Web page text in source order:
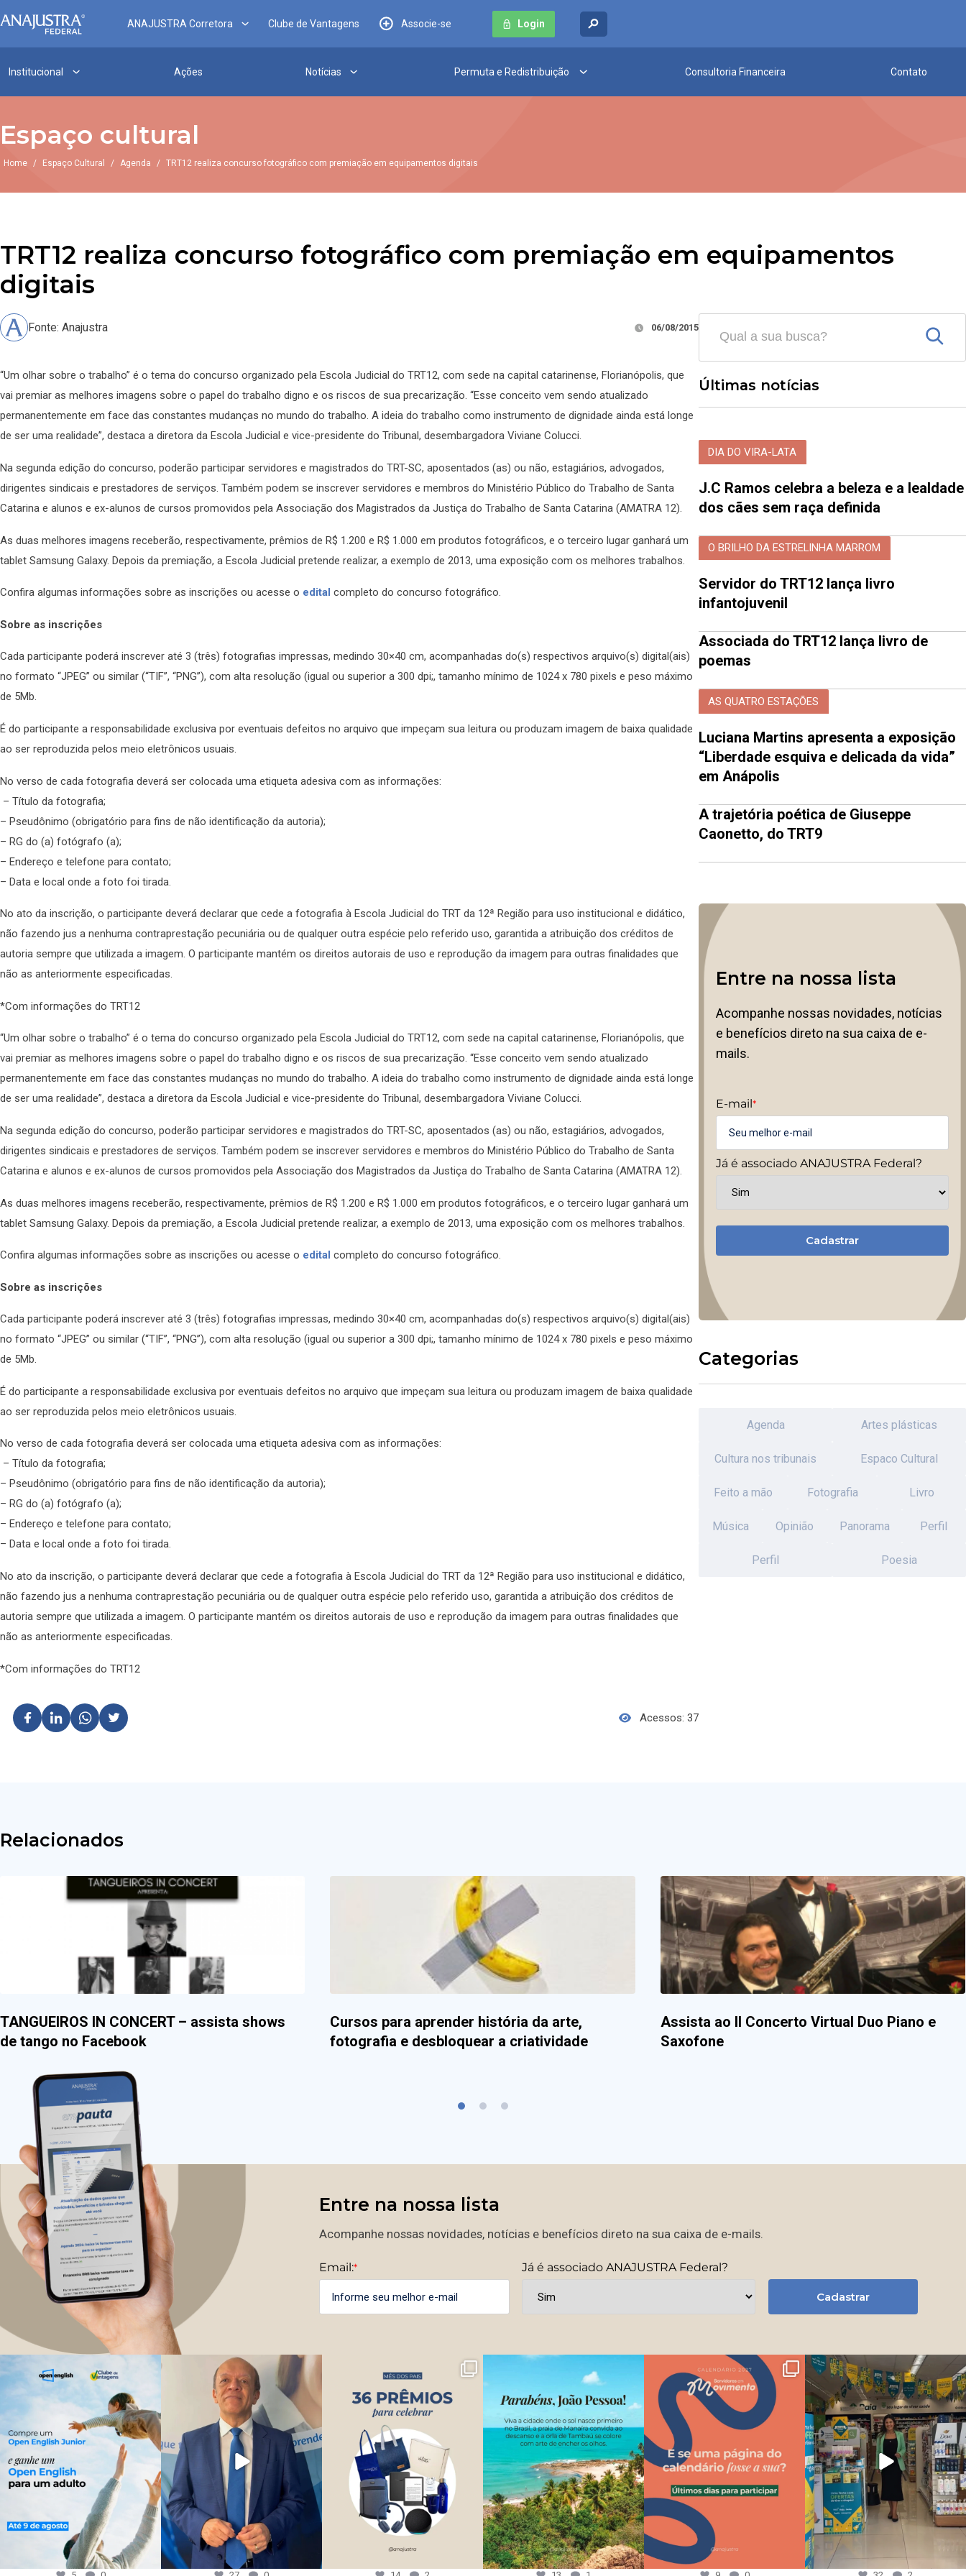
ANAJUSTRA Corretora Clube de Vantagens Associe-se Login
Institucional Ações Notícias Permuta e Redistribuição Consultoria Financeira Contato
Espaço cultural
Home / Espaço Cultural / Agenda / TRT12 realiza concurso fotográfico com premiação em equipamentos digitais
TRT12 realiza concurso fotográfico com premiação em equipamentos
digitais
Fonte: Anajustra 06/08/2015
“Um olhar sobre o trabalho” é o tema do concurso organizado pela Escola Judicial do TRT12, com sede na capital catarinense, Florianópolis, que
vai premiar as melhores imagens sobre o papel do trabalho digno e os riscos de sua precarização. “Esse conceito vem sendo atualizado
permanentemente em face das constantes mudanças no mundo do trabalho. A ideia do trabalho como instrumento de dignidade ainda está longe
de ser uma realidade”, destaca a diretora da Escola Judicial e vice-presidente do Tribunal, desembargadora Viviane Colucci.
Na segunda edição do concurso, poderão participar servidores e magistrados do TRT-SC, aposentados (as) ou não, estagiários, advogados,
dirigentes sindicais e prestadores de serviços. Também podem se inscrever servidores e membros do Ministério Público do Trabalho de Santa
Catarina e alunos e ex-alunos de cursos promovidos pela Associação dos Magistrados da Justiça do Trabalho de Santa Catarina (AMATRA 12).
As duas melhores imagens receberão, respectivamente, prêmios de R$ 1.200 e R$ 1.000 em produtos fotográficos, e o terceiro lugar ganhará um
tablet Samsung Galaxy. Depois da premiação, a Escola Judicial pretende realizar, a exemplo de 2013, uma exposição com os melhores trabalhos.
Confira algumas informações sobre as inscrições ou acesse o edital completo do concurso fotográfico.
Sobre as inscrições
Cada participante poderá inscrever até 3 (três) fotografias impressas, medindo 30×40 cm, acompanhadas do(s) respectivos arquivo(s) digital(ais)
no formato “JPEG” ou similar (“TIF”, “PNG”), com alta resolução (igual ou superior a 300 dpi;, tamanho mínimo de 1024 x 780 pixels e peso máximo
de 5Mb.
É do participante a responsabilidade exclusiva por eventuais defeitos no arquivo que impeçam sua leitura ou produzam imagem de baixa qualidade
ao ser reproduzida pelos meio eletrônicos usuais.
No verso de cada fotografia deverá ser colocada uma etiqueta adesiva com as informações:
– Título da fotografia;
– Pseudônimo (obrigatório para fins de não identificação da autoria);
– RG do (a) fotógrafo (a);
– Endereço e telefone para contato;
– Data e local onde a foto foi tirada.
No ato da inscrição, o participante deverá declarar que cede a fotografia à Escola Judicial do TRT da 12ª Região para uso institucional e didático,
não fazendo jus a nenhuma contraprestação pecuniária ou de qualquer outra espécie pelo referido uso, garantida a atribuição dos créditos de
autoria sempre que utilizada a imagem. O participante mantém os direitos autorais de uso e reprodução da imagem para outras finalidades que
não as anteriormente especificadas.
*Com informações do TRT12
“Um olhar sobre o trabalho” é o tema do concurso organizado pela Escola Judicial do TRT12, com sede na capital catarinense, Florianópolis, que
vai premiar as melhores imagens sobre o papel do trabalho digno e os riscos de sua precarização. “Esse conceito vem sendo atualizado
permanentemente em face das constantes mudanças no mundo do trabalho. A ideia do trabalho como instrumento de dignidade ainda está longe
de ser uma realidade”, destaca a diretora da Escola Judicial e vice-presidente do Tribunal, desembargadora Viviane Colucci.
Na segunda edição do concurso, poderão participar servidores e magistrados do TRT-SC, aposentados (as) ou não, estagiários, advogados,
dirigentes sindicais e prestadores de serviços. Também podem se inscrever servidores e membros do Ministério Público do Trabalho de Santa
Catarina e alunos e ex-alunos de cursos promovidos pela Associação dos Magistrados da Justiça do Trabalho de Santa Catarina (AMATRA 12).
As duas melhores imagens receberão, respectivamente, prêmios de R$ 1.200 e R$ 1.000 em produtos fotográficos, e o terceiro lugar ganhará um
tablet Samsung Galaxy. Depois da premiação, a Escola Judicial pretende realizar, a exemplo de 2013, uma exposição com os melhores trabalhos.
Confira algumas informações sobre as inscrições ou acesse o edital completo do concurso fotográfico.
Sobre as inscrições
Cada participante poderá inscrever até 3 (três) fotografias impressas, medindo 30×40 cm, acompanhadas do(s) respectivos arquivo(s) digital(ais)
no formato “JPEG” ou similar (“TIF”, “PNG”), com alta resolução (igual ou superior a 300 dpi;, tamanho mínimo de 1024 x 780 pixels e peso máximo
de 5Mb.
É do participante a responsabilidade exclusiva por eventuais defeitos no arquivo que impeçam sua leitura ou produzam imagem de baixa qualidade
ao ser reproduzida pelos meio eletrônicos usuais.
No verso de cada fotografia deverá ser colocada uma etiqueta adesiva com as informações:
– Título da fotografia;
– Pseudônimo (obrigatório para fins de não identificação da autoria);
– RG do (a) fotógrafo (a);
– Endereço e telefone para contato;
– Data e local onde a foto foi tirada.
No ato da inscrição, o participante deverá declarar que cede a fotografia à Escola Judicial do TRT da 12ª Região para uso institucional e didático,
não fazendo jus a nenhuma contraprestação pecuniária ou de qualquer outra espécie pelo referido uso, garantida a atribuição dos créditos de
autoria sempre que utilizada a imagem. O participante mantém os direitos autorais de uso e reprodução da imagem para outras finalidades que
não as anteriormente especificadas.
*Com informações do TRT12
Acessos: 37
Últimas notícias
DIA DO VIRA-LATA
J.C Ramos celebra a beleza e a lealdade
dos cães sem raça definida
O BRILHO DA ESTRELINHA MARROM
Servidor do TRT12 lança livro
infantojuvenil
Associada do TRT12 lança livro de
poemas
AS QUATRO ESTAÇÕES
Luciana Martins apresenta a exposição
“Liberdade esquiva e delicada da vida”
em Anápolis
A trajetória poética de Giuseppe
Caonetto, do TRT9
Entre na nossa lista
Acompanhe nossas novidades, notícias
e benefícios direto na sua caixa de e-
mails.
E-mail*
Já é associado ANAJUSTRA Federal?
Cadastrar
Categorias
Agenda Artes plásticas
Cultura nos tribunais Espaco Cultural
Feito a mão Fotografia Livro
Música Opinião Panorama Perfil
Perfil Poesia
Relacionados
TANGUEIROS IN CONCERT – assista shows
de tango no Facebook
Cursos para aprender história da arte,
fotografia e desbloquear a criatividade
Assista ao II Concerto Virtual Duo Piano e
Saxofone
Entre na nossa lista
Acompanhe nossas novidades, notícias e benefícios direto na sua caixa de e-mails.
Email:* Já é associado ANAJUSTRA Federal?
Cadastrar